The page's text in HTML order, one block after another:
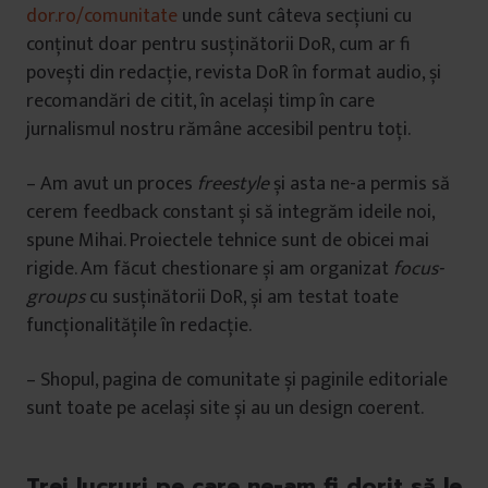
dor.ro/comunitateunde sunt câteva secțiuni cu
conținut doar pentru susținătorii DoR, cum ar fi
povești din redacție, revista DoR în format audio, și
recomandări de citit, în același timp în care
jurnalismul nostru rămâne accesibil pentru toți.
– Am avut un proces freestyleși asta ne-a permis să
cerem feedback constant și să integrăm ideile noi,
spune Mihai. Proiectele tehnice sunt de obicei mai
rigide. Am făcut chestionare și am organizat focus-
groupscu susținătorii DoR, și am testat toate
funcționalitățile în redacție.
– Shopul, pagina de comunitate și paginile editoriale
sunt toate pe același site și au un design coerent.